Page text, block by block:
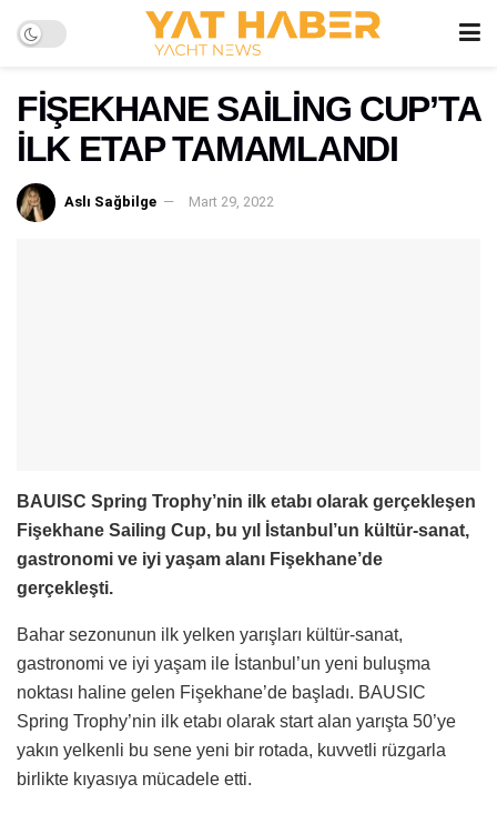
FİŞEKHANE SAİLİNG CUP’TA
İLK ETAP TAMAMLANDI
Aslı Sağbilge Mart 29, 2022
BAUISC Spring Trophy’nin ilk etabı olarak gerçekleşen
Fişekhane Sailing Cup, bu yıl İstanbul’un kültür-sanat,
gastronomi ve iyi yaşam alanı Fişekhane’de
gerçekleşti.
Bahar sezonunun ilk yelken yarışları kültür-sanat,
gastronomi ve iyi yaşam ile İstanbul’un yeni buluşma
noktası haline gelen Fişekhane’de başladı. BAUSIC
Spring Trophy’nin ilk etabı olarak start alan yarışta 50’ye
yakın yelkenli bu sene yeni bir rotada, kuvvetli rüzgarla
birlikte kıyasıya mücadele etti.